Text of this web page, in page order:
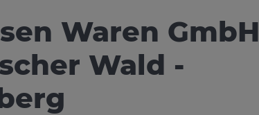
Waren GmbH
Wald -